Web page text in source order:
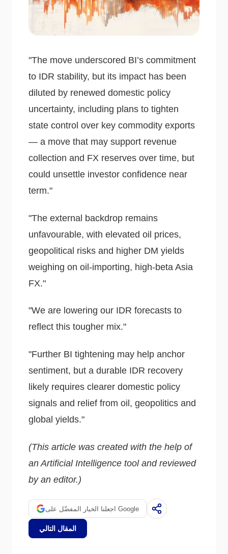
"The move underscored BI’s commitment
to IDR stability, but its impact has been
diluted by renewed domestic policy
uncertainty, including plans to tighten
state control over key commodity exports
— a move that may support revenue
collection and FX reserves over time, but
could unsettle investor confidence near
term."
"The external backdrop remains
unfavourable, with elevated oil prices,
geopolitical risks and higher DM yields
weighing on oil-importing, high-beta Asia
FX."
"We are lowering our IDR forecasts to
reflect this tougher mix."
"Further BI tightening may help anchor
sentiment, but a durable IDR recovery
likely requires clearer domestic policy
signals and relief from oil, geopolitics and
global yields."
(This article was created with the help of
an Artificial Intelligence tool and reviewed
by an editor.)
اجعلنا الخيار المفضّل على Google
المقال التالي